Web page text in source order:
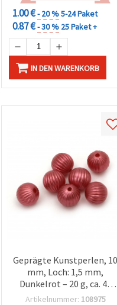
1.00 €- 20 %5-24 Paket
0.87 €- 30 % 25 Paket +
IN DEN WARENKORB
Geprägte Kunstperlen, 10
mm, Loch: 1,5 mm,
Dunkelrot – 20 g, ca. 45
Stk
Artikelnummer: 108975